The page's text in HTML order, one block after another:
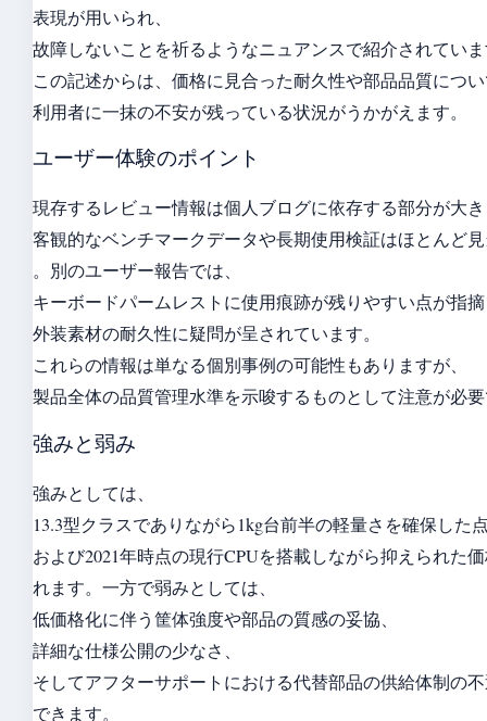
表現が用いられ、
故障しないことを祈るようなニュアンスで紹介されてい
この記述からは、価格に見合った耐久性や部品品質につ
利用者に一抹の不安が残っている状況がうかがえます。
ユーザー体験のポイント
現存するレビュー情報は個人ブログに依存する部分が大
客観的なベンチマークデータや長期使用検証はほとんど
。別のユーザー報告では、
キーボードパームレストに使用痕跡が残りやすい点が指
外装素材の耐久性に疑問が呈されています。
これらの情報は単なる個別事例の可能性もありますが、
製品全体の品質管理水準を示唆するものとして注意が必
強みと弱み
強みとしては、
13.3型クラスでありながら1kg台前半の軽量さを確保した
および2021年時点の現行CPUを搭載しながら抑えられた
れます。一方で弱みとしては、
低価格化に伴う筐体強度や部品の質感の妥協、
詳細な仕様公開の少なさ、
そしてアフターサポートにおける代替部品の供給体制の
できます。